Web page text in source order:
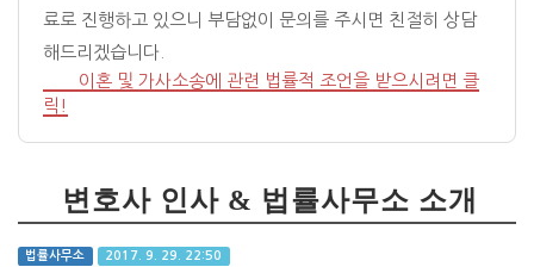
료로 진행하고 있으니 부담없이 문의를 주시면 친절히 상담
해드리겠습니다.
이혼 및 가사소송에 관련 법률적 조언을 받으시려면 클
릭!
변호사 인사 & 법률사무소 소개
법률사무소 2017. 9. 29. 22:50